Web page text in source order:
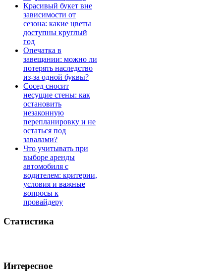
Красивый букет вне
зависимости от
сезона: какие цветы
доступны круглый
год
Опечатка в
завещании: можно ли
потерять наследство
из-за одной буквы?
Сосед сносит
несущие стены: как
остановить
незаконную
перепланировку и не
остаться под
завалами?
Что учитывать при
выборе аренды
автомобиля с
водителем: критерии,
условия и важные
вопросы к
провайдеру
Статистика
Интересное